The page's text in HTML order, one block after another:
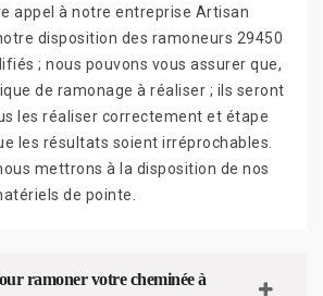
appel à notre entreprise Artisan
disposition des ramoneurs 29450
; nous pouvons vous assurer que,
de ramonage à réaliser ; ils seront
les réaliser correctement et étape
les résultats soient irréprochables.
mettrons à la disposition de nos
de pointe.
ramoner votre cheminée à